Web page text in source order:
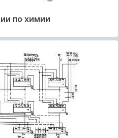
по химии